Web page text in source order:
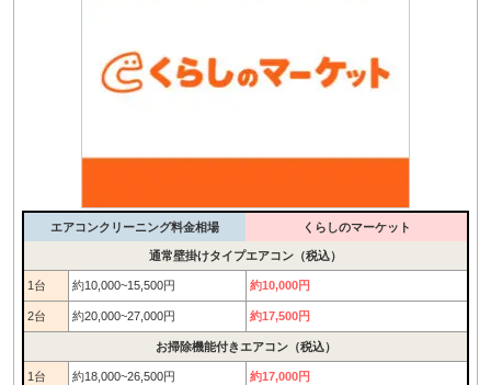
エアコンクリーニング料金相場 くらしのマーケット
通常壁掛けタイプエアコン（税込）
1台 約10,000~15,500円 約10,000円
2台 約20,000~27,000円 約17,500円
お掃除機能付きエアコン（税込）
1台 約18,000~26,500円 約17,000円